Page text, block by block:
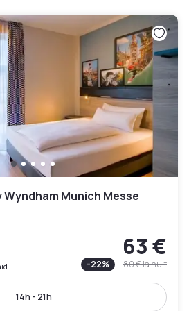
Wyndham Munich Messe
63 €
-22% 80 €la nuit
14h - 21h